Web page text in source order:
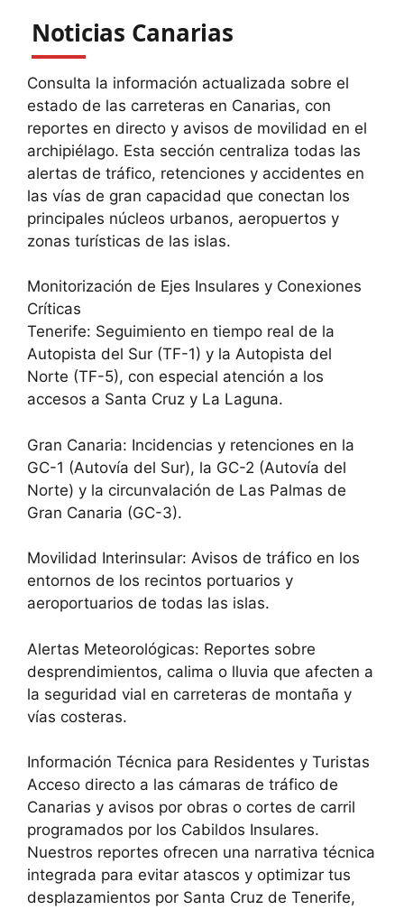
Noticias Canarias
Consulta la información actualizada sobre el
estado de las carreteras en Canarias, con
reportes en directo y avisos de movilidad en el
archipiélago. Esta sección centraliza todas las
alertas de tráfico, retenciones y accidentes en
las vías de gran capacidad que conectan los
principales núcleos urbanos, aeropuertos y
zonas turísticas de las islas.
Monitorización de Ejes Insulares y Conexiones
Críticas
Tenerife: Seguimiento en tiempo real de la
Autopista del Sur (TF-1) y la Autopista del
Norte (TF-5), con especial atención a los
accesos a Santa Cruz y La Laguna.
Gran Canaria: Incidencias y retenciones en la
GC-1 (Autovía del Sur), la GC-2 (Autovía del
Norte) y la circunvalación de Las Palmas de
Gran Canaria (GC-3).
Movilidad Interinsular: Avisos de tráfico en los
entornos de los recintos portuarios y
aeroportuarios de todas las islas.
Alertas Meteorológicas: Reportes sobre
desprendimientos, calima o lluvia que afecten a
la seguridad vial en carreteras de montaña y
vías costeras.
Información Técnica para Residentes y Turistas
Acceso directo a las cámaras de tráfico de
Canarias y avisos por obras o cortes de carril
programados por los Cabildos Insulares.
Nuestros reportes ofrecen una narrativa técnica
integrada para evitar atascos y optimizar tus
desplazamientos por Santa Cruz de Tenerife,